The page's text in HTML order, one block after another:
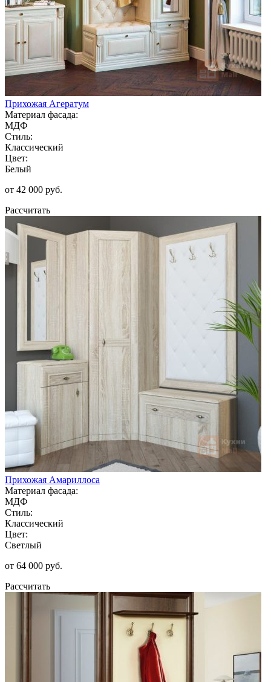
Прихожая Агератум
Материал фасада:
МДФ
Стиль:
Классический
Цвет:
Белый
от 42 000 руб.
Рассчитать
Прихожая Амариллоса
Материал фасада:
МДФ
Стиль:
Классический
Цвет:
Светлый
от 64 000 руб.
Рассчитать